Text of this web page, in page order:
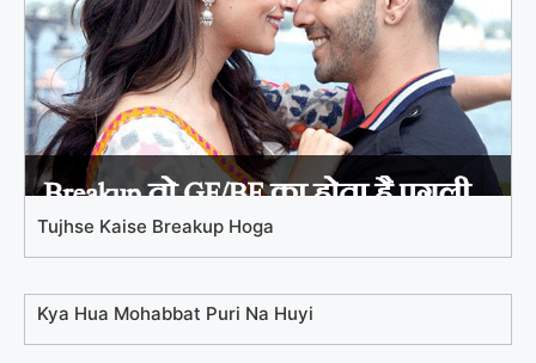
Tujhse Kaise Breakup Hoga
Kya Hua Mohabbat Puri Na Huyi